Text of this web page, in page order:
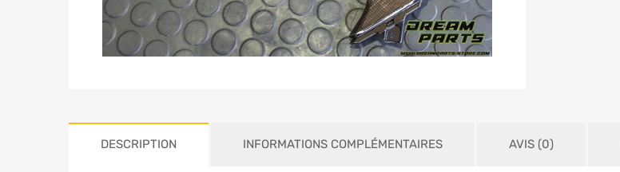
DESCRIPTION INFORMATIONS COMPLÉMENTAIRES AVIS (0)